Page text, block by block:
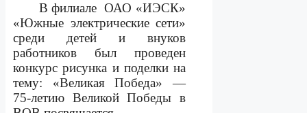
В филиале ОАО «ИЭСК»
«Южные электрические сети»
среди детей и внуков
работников был проведен
конкурс рисунка и поделки на
тему: «Великая Победа» —
75-летию Великой Победы в